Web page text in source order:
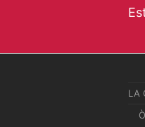
LA